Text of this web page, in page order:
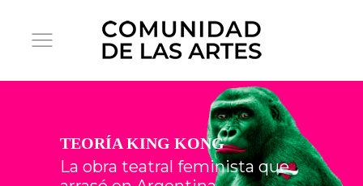
TEORÍA KING KONG
La obra teatral feminista que